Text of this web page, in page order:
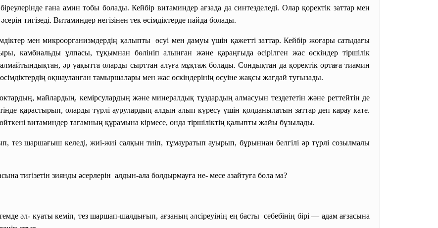
ғана амин тобы болады. Кейбір витаминдер ағзада да синтезделеді. Олар қоректік заттар мен
тигізеді. Витаминдер негізінен тек өсімдіктерде пайда болады.
мен микроорганизмдердің қалыпты өсуі мен дамуы үшін қажетті заттар. Кейбір жоғары сатыдағы
камбиальды ұлпасы, тұқымнан бөлініп алынған және қараңғыда өсірілген жас өскіндер тіршілік
әр уақытта оларды сырттан алуға мұқтаж болады. Сондықтан да қоректік ортаға тиамин
оқшауланған тамыршалары мен жас өскіндерінің өсуіне жақсы жағдай туғызады.
майлардың, кемірсулардың және минералдық тұздардың алмасуын тездететін және реттейтін де
қарастырып, оларды түрлі аурулардың алдын алып күресу үшін қолданылатын заттар деп карау кате.
витаминдер тағамның құрамына кірмесе, онда тіршіліктің қалыпты жайы бұзылады.
тез шаршағыш келеді, жиі-жиі салқын тиіп, тұмауратып ауырып, бұрыннан белгілі әр түрлі созылмалы
тигізетін зиянды әсерлерін алдын-ала болдырмауға не- месе азайтуға бола ма?
әл- куаты кеміп, тез шаршап-шалдығып, ағзаның әлсіреуінің ең басты себебінің бірі — адам ағзасына